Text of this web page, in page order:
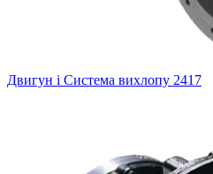
Двигун і Система вихлопу 2417